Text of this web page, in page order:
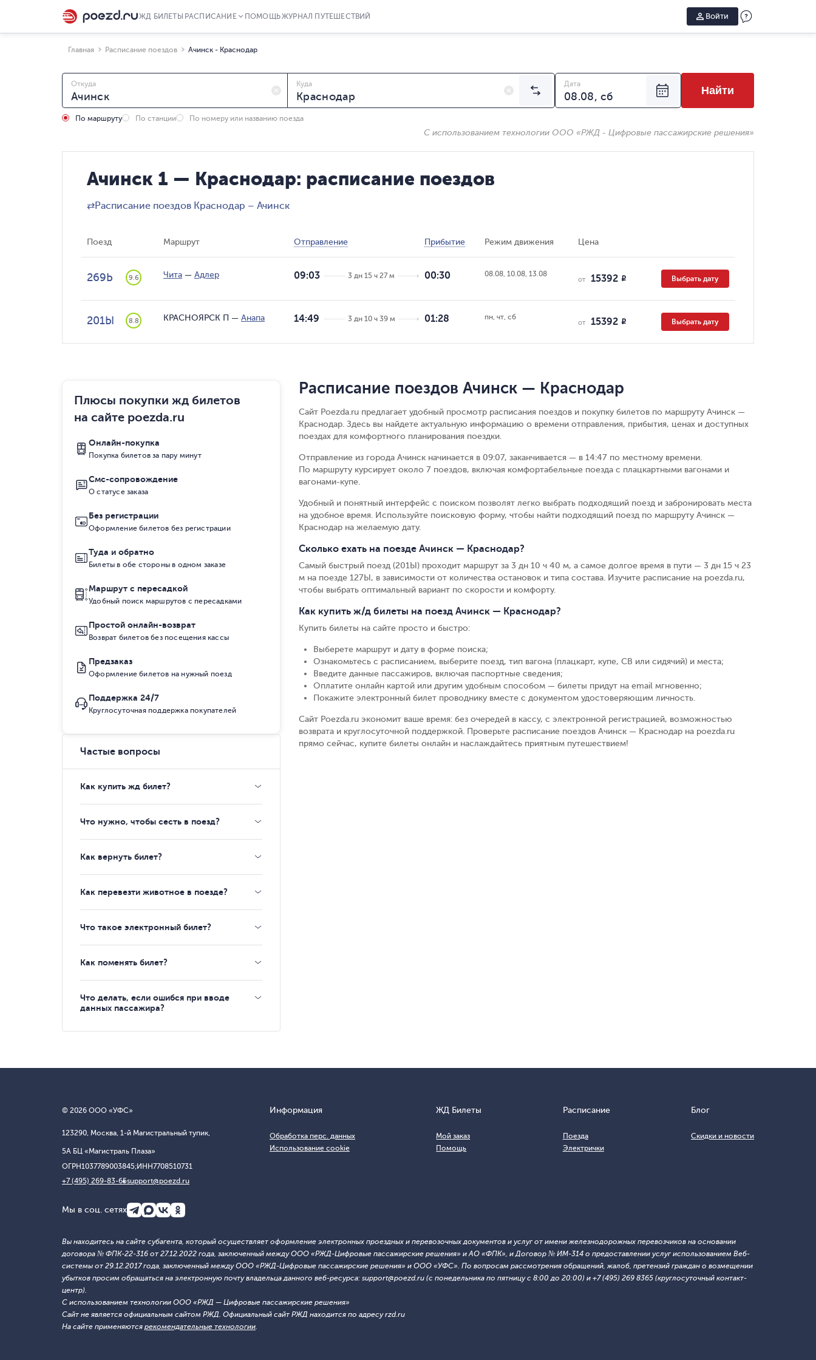
ЖД БИЛЕТЫ РАСПИСАНИЕ ПОМОЩЬЖУРНАЛ ПУТЕШЕСТВИЙ Войти
Главная Расписание поездов Ачинск - Краснодар
Откуда Куда
По маршруту По станции По номеру или названию поезда
Дата
Найти
С использованием технологии ООО «РЖД - Цифровые пассажирские решения»
Ачинск 1 — Краснодар: расписание поездов
⇄Расписание поездов Краснодар – Ачинск
Поезд Маршрут Отправление Прибытие Режим движения Цена
269Ь 9.6 Чита — Адлер 09:03 3 дн 15 ч 27 м 00:30 08.08, 10.08, 13.08
от 15392 R Выбрать дату
201Ы 8.8 КРАСНОЯРСК П — Анапа 14:49 3 дн 10 ч 39 м 01:28 пн, чт, сб
от 15392 R Выбрать дату
Расписание поездов Ачинск — Краснодар
Сайт Poezda.ru предлагает удобный просмотр расписания поездов и покупку билетов по маршруту Ачинск —
Краснодар. Здесь вы найдете актуальную информацию о времени отправления, прибытия, ценах и доступных
поездах для комфортного планирования поездки.
Отправление из города Ачинск начинается в 09:07, заканчивается — в 14:47 по местному времени.
По маршруту курсирует около 7 поездов, включая комфортабельные поезда с плацкартными вагонами и
вагонами-купе.
Удобный и понятный интерфейс с поиском позволят легко выбрать подходящий поезд и забронировать места
на удобное время. Используйте поисковую форму, чтобы найти подходящий поезд по маршруту Ачинск —
Краснодар на желаемую дату.
Сколько ехать на поезде Ачинск — Краснодар?
Самый быстрый поезд (201Ы) проходит маршрут за 3 дн 10 ч 40 м, а самое долгое время в пути — 3 дн 15 ч 23
м на поезде 127Ы, в зависимости от количества остановок и типа состава. Изучите расписание на poezda.ru,
чтобы выбрать оптимальный вариант по скорости и комфорту.
Как купить ж/д билеты на поезд Ачинск — Краснодар?
Купить билеты на сайте просто и быстро:
Выберете маршрут и дату в форме поиска;
Ознакомьтесь с расписанием, выберите поезд, тип вагона (плацкарт, купе, СВ или сидячий) и места;
Введите данные пассажиров, включая паспортные сведения;
Оплатите онлайн картой или другим удобным способом — билеты придут на email мгновенно;
Покажите электронный билет проводнику вместе с документом удостоверяющим личность.
Сайт Poezda.ru экономит ваше время: без очередей в кассу, с электронной регистрацией, возможностью
возврата и круглосуточной поддержкой. Проверьте расписание поездов Ачинск — Краснодар на poezda.ru
прямо сейчас, купите билеты онлайн и наслаждайтесь приятным путешествием!
Плюсы покупки жд билетов
на сайте poezda.ru
Онлайн-покупка
Покупка билетов за пару минут
Смс-сопровождение
О статусе заказа
Без регистрации
Оформление билетов без регистрации
Туда и обратно
Билеты в обе стороны в одном заказе
Маршрут с пересадкой
Удобный поиск маршрутов с пересадками
Простой онлайн-возврат
Возврат билетов без посещения кассы
Предзаказ
Оформление билетов на нужный поезд
Поддержка 24/7
Круглосуточная поддержка покупателей
Частые вопросы
Как купить жд билет?
Что нужно, чтобы сесть в поезд?
Как вернуть билет?
Как перевезти животное в поезде?
Что такое электронный билет?
Как поменять билет?
Что делать, если ошибся при вводе
данных пассажира?
© 2026 ООО «УФС»
123290, Москва, 1-й Магистральный тупик,
5А БЦ «Магистраль Плаза»
ОГРН1037789003845;ИНН7708510731
+7 (495) 269-83-65support@poezd.ru
Информация
Обработка перс. данных
Использование cookie
ЖД Билеты
Мой заказ
Помощь
Расписание
Поезда
Электрички
Блог
Скидки и новости
Мы в соц. сетях
Вы находитесь на сайте субагента, который осуществляет оформление электронных проездных и перевозочных документов и услуг от имени железнодорожных перевозчиков на основании
договора № ФПК-22-316 от 27.12.2022 года, заключенный между ООО «РЖД-Цифровые пассажирские решения» и АО «ФПК», и Договор № ИМ-314 о предоставлении услуг использованием Веб-
системы от 29.12.2017 года, заключенный между ООО «РЖД-Цифровые пассажирские решения» и ООО «УФС». По вопросам рассмотрения обращений, жалоб, претензий граждан о возмещении
убытков просим обращаться на электронную почту владельца данного веб-ресурса: support@poezd.ru (с понедельника по пятницу с 8:00 до 20:00) и +7 (495) 269 8365 (круглосуточный контакт-
центр).
С использованием технологии ООО «РЖД — Цифровые пассажирские решения»
Сайт не является официальным сайтом РЖД. Официальный сайт РЖД находится по адресу rzd.ru
На сайте применяются рекомендательные технологии.